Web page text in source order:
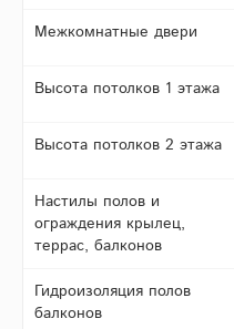
Межкомнатные двери
Высота потолков 1 этажа
Высота потолков 2 этажа
Настилы полов и
ограждения крылец,
террас, балконов
Гидроизоляция полов
балконов